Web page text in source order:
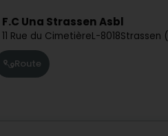
F.C Una Strassen Asbl
11 Rue du CimetièreL-8018Strassen
Route